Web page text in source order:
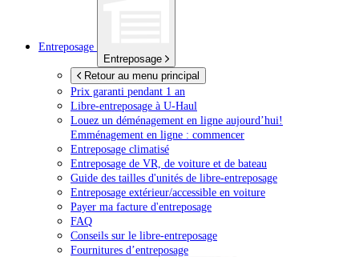
Entreposage
Entreposage
Retour au menu principal
Prix garanti pendant 1 an
Libre-entreposage à U-Haul
Louez un déménagement en ligne aujourd’hui!
Emménagement en ligne : commencer
Entreposage climatisé
Entreposage de VR, de voiture et de bateau
Guide des tailles d'unités de libre-entreposage
Entreposage extérieur/accessible en voiture
Payer ma facture d'entreposage
FAQ
Conseils sur le libre-entreposage
Fournitures d’entreposage